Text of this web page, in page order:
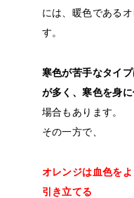
には、暖色である
す。
寒色が苦手なタイ
が多く、寒色を身
場合もあります。
その一方で、
オレンジは血色を
引き立てる